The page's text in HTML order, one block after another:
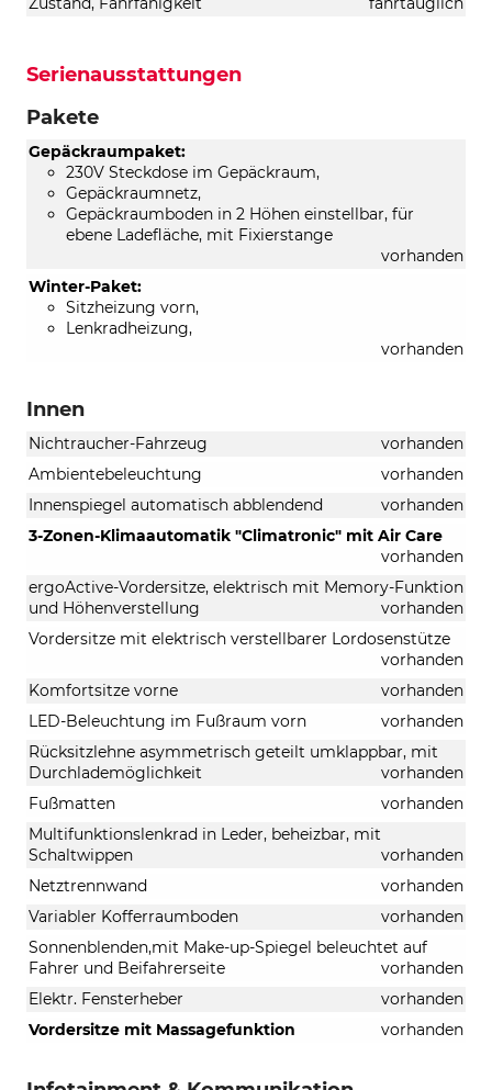
Serienausstattungen
Pakete
Gepäckraumpaket:
230V Steckdose im Gepäckraum,
Gepäckraumnetz,
Gepäckraumboden in 2 Höhen einstellbar, für
ebene Ladefläche, mit Fixierstange
vorhanden
Winter-Paket:
Sitzheizung vorn,
Lenkradheizung,
vorhanden
Innen
Nichtraucher-Fahrzeug
vorhanden
Ambientebeleuchtung
vorhanden
Innenspiegel automatisch abblendend
vorhanden
3-Zonen-Klimaautomatik "Climatronic" mit Air Care
vorhanden
ergoActive-Vordersitze, elektrisch mit Memory-Funktion
und Höhenverstellung
vorhanden
Vordersitze mit elektrisch verstellbarer Lordosenstütze
vorhanden
Komfortsitze vorne
vorhanden
LED-Beleuchtung im Fußraum vorn
vorhanden
Rücksitzlehne asymmetrisch geteilt umklappbar, mit
Durchlademöglichkeit
vorhanden
Fußmatten
vorhanden
Multifunktionslenkrad in Leder, beheizbar, mit
Schaltwippen
vorhanden
Netztrennwand
vorhanden
Variabler Kofferraumboden
vorhanden
Sonnenblenden,mit Make-up-Spiegel beleuchtet auf
Fahrer und Beifahrerseite
vorhanden
Elektr. Fensterheber
vorhanden
Vordersitze mit Massagefunktion
vorhanden